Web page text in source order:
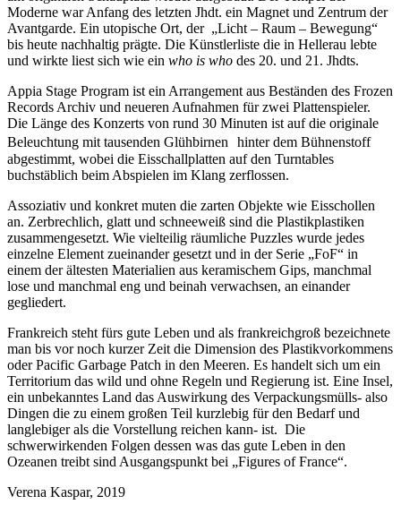
Moderne war Anfang des letzten Jhdt. ein Magnet und Zentrum der
Avantgarde. Ein utopische Ort, der „Licht – Raum – Bewegung“
bis heute nachhaltig prägte. Die Künstlerliste die in Hellerau lebte
und wirkte liest sich wie ein who is who des 20. und 21. Jhdts.
Appia Stage Program ist ein Arrangement aus Beständen des Frozen
Records Archiv und neueren Aufnahmen für zwei Plattenspieler.
Die Länge des Konzerts von rund 30 Minuten ist auf die originale
Beleuchtung mit tausenden Glühbirnen hinter dem Bühnenstoff
abgestimmt, wobei die Eisschallplatten auf den Turntables
buchstäblich beim Abspielen im Klang zerflossen.
Assoziativ und konkret muten die zarten Objekte wie Eisschollen
an. Zerbrechlich, glatt und schneeweiß sind die Plastikplastiken
zusammengesetzt. Wie vielteilig räumliche Puzzles wurde jedes
einzelne Element zueinander gesetzt und in der Serie „FoF“ in
einem der ältesten Materialien aus keramischem Gips, manchmal
lose und manchmal eng und beinah verwachsen, an einander
gegliedert.
Frankreich steht fürs gute Leben und als frankreichgroß bezeichnete
man bis vor noch kurzer Zeit die Dimension des Plastikvorkommens
oder Pacific Garbage Patch in den Meeren. Es handelt sich um ein
Territorium das wild und ohne Regeln und Regierung ist. Eine Insel,
ein unbekanntes Land das Auswirkung des Verpackungsmülls- also
Dingen die zu einem großen Teil kurzlebig für den Bedarf und
langlebiger als die Vorstellung reichen kann- ist. Die
schwerwirkenden Folgen dessen was das gute Leben in den
Ozeanen treibt sind Ausgangspunkt bei „Figures of France“.
Verena Kaspar, 2019